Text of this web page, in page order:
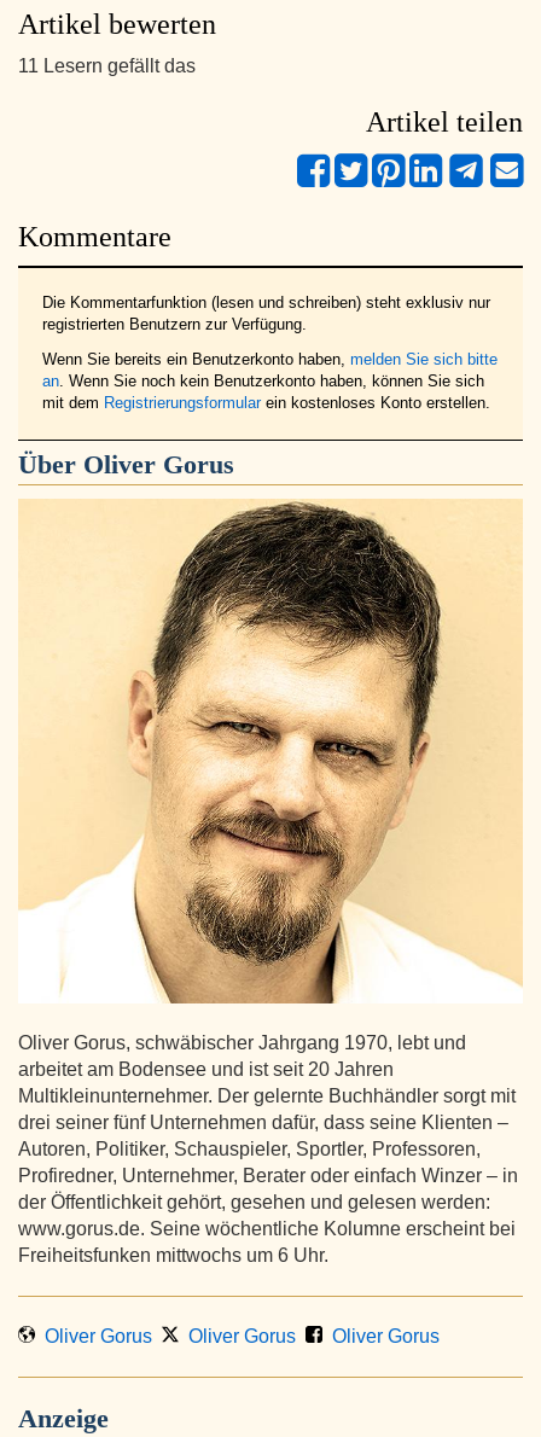
Artikel bewerten
11 Lesern gefällt das
Artikel teilen
Kommentare
Die Kommentarfunktion (lesen und schreiben) steht exklusiv nur
registrierten Benutzern zur Verfügung.
Wenn Sie bereits ein Benutzerkonto haben, melden Sie sich bitte
an . Wenn Sie noch kein Benutzerkonto haben, können Sie sich
mit dem Registrierungsformularein kostenloses Konto erstellen.
Über Oliver Gorus
Oliver Gorus, schwäbischer Jahrgang 1970, lebt und
arbeitet am Bodensee und ist seit 20 Jahren
Multikleinunternehmer. Der gelernte Buchhändler sorgt mit
drei seiner fünf Unternehmen dafür, dass seine Klienten –
Autoren, Politiker, Schauspieler, Sportler, Professoren,
Profiredner, Unternehmer, Berater oder einfach Winzer – in
der Öffentlichkeit gehört, gesehen und gelesen werden:
www.gorus.de. Seine wöchentliche Kolumne erscheint bei
Freiheitsfunken mittwochs um 6 Uhr.
Oliver Gorus Oliver Gorus Oliver Gorus
Anzeige